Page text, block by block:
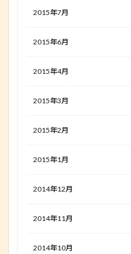
2015年7月
2015年6月
2015年4月
2015年3月
2015年2月
2015年1月
2014年12月
2014年11月
2014年10月